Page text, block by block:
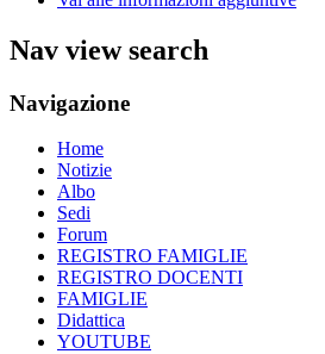
Nav view search
Navigazione
Home
Notizie
Albo
Sedi
Forum
REGISTRO FAMIGLIE
REGISTRO DOCENTI
FAMIGLIE
Didattica
YOUTUBE